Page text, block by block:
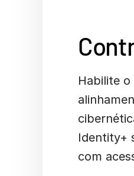
Habilite
Identity+
com